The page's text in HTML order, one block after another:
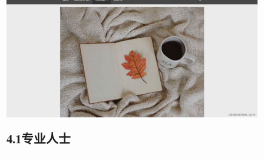
4.1专业人士